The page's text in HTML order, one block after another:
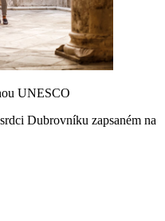
UNESCO
Dubrovníku zapsaném na